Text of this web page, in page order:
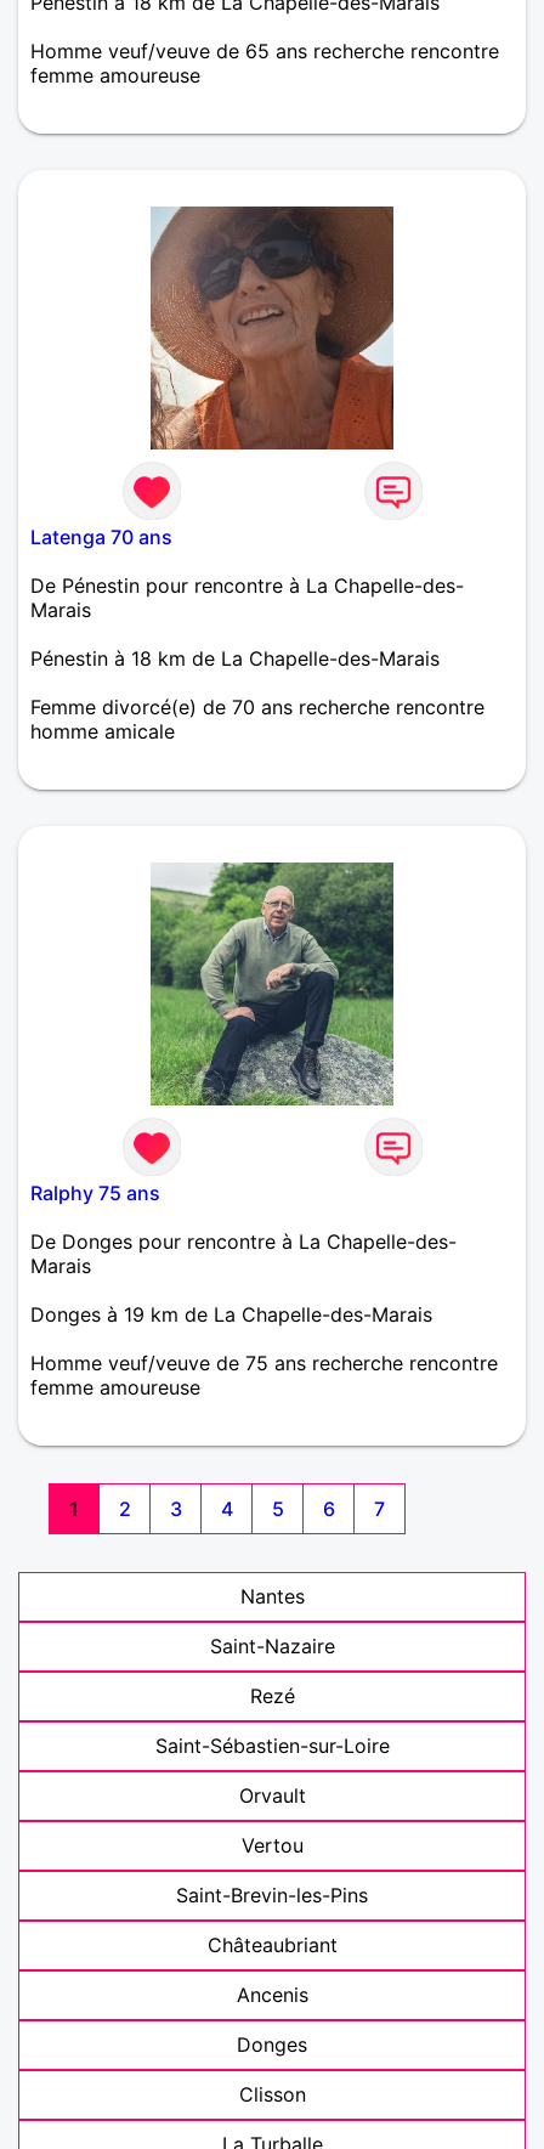
Homme veuf/veuve de 65 ans recherche rencontre
femme amoureuse
ans pour 1,60 m . Célibataire
Latenga 70 ans
De Pénestin pour rencontre à La Chapelle-des-
Marais
Pénestin à 18 km de La Chapelle-des-Marais
Femme divorcé(e) de 70 ans recherche rencontre
homme amicale
sentimentale
Ralphy 75 ans
De Donges pour rencontre à La Chapelle-des-
Marais
Donges à 19 km de La Chapelle-des-Marais
Homme veuf/veuve de 75 ans recherche rencontre
femme amoureuse
quelqu'un qui aime les petites sorties resto, cinéma
ou théâtre. Les voyages, j'adore la France et il me
reste encore beaucoup de régions a visiter. A deux
1 2 3 4 5 6 7
Nantes
Saint-Nazaire
Rezé
Saint-Sébastien-sur-Loire
Orvault
Vertou
Saint-Brevin-les-Pins
Châteaubriant
Ancenis
Donges
Clisson
La Turballe